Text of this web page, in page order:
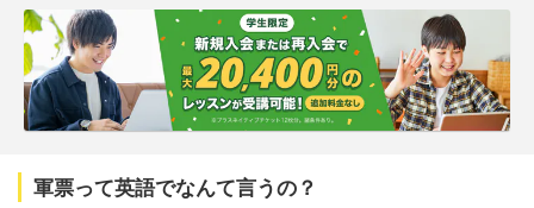
軍票って英語でなんて言うの？